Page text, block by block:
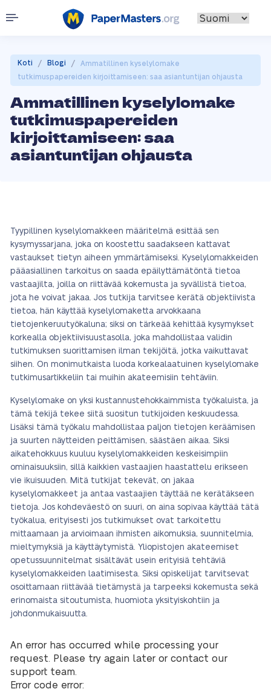
Koti / Blogi /
Ammatillinen kyselylomake
tutkimuspapereiden kirjoittamiseen: saa asiantuntijan ohjausta
Ammatillinen kyselylomake
tutkimuspapereiden
kirjoittamiseen: saa
asiantuntijan ohjausta
Tyypillinen kyselylomakkeen määritelmä esittää sen
kysymyssarjana, joka on koostettu saadakseen kattavat
vastaukset tietyn aiheen ymmärtämiseksi. Kyselylomakkeiden
pääasiallinen tarkoitus on saada epäilyttämätöntä tietoa
vastaajilta, joilla on riittävää kokemusta ja syvällistä tietoa,
jota he voivat jakaa. Jos tutkija tarvitsee kerätä objektiivista
tietoa, hän käyttää kyselylomaketta arvokkaana
tietojenkeruutyökaluna; siksi on tärkeää kehittää kysymykset
korkealla objektiivisuustasolla, joka mahdollistaa validin
tutkimuksen suorittamisen ilman tekijöitä, jotka vaikuttavat
siihen. On monimutkaista luoda korkealaatuinen kyselylomake
tutkimusartikkeliin tai muihin akateemisiin tehtäviin.
Kyselylomake on yksi kustannustehokkaimmista työkaluista, ja
tämä tekijä tekee siitä suositun tutkijoiden keskuudessa.
Lisäksi tämä työkalu mahdollistaa paljon tietojen keräämisen
ja suurten näytteiden peittämisen, säästäen aikaa. Siksi
aikatehokkuus kuuluu kyselylomakkeiden keskeisimpiin
ominaisuuksiin, sillä kaikkien vastaajien haastattelu erikseen
vie ikuisuuden. Mitä tutkijat tekevät, on jakaa
kyselylomakkeet ja antaa vastaajien täyttää ne kerätäkseen
tietoja. Jos kohdeväestö on suuri, on aina sopivaa käyttää tätä
työkalua, erityisesti jos tutkimukset ovat tarkoitettu
mittaamaan ja arvioimaan ihmisten aikomuksia, suunnitelmia,
mieltymyksiä ja käyttäytymistä. Yliopistojen akateemiset
opetussuunnitelmat sisältävät usein erityisiä tehtäviä
kyselylomakkeiden laatimisesta. Siksi opiskelijat tarvitsevat
osoittamaan riittävää tietämystä ja tarpeeksi kokemusta sekä
erinomaista sitoutumista, huomiota yksityiskohtiin ja
johdonmukaisuutta.
An error has occurred while processing your
request. Please try again later or contact our
support team.
Error code error: